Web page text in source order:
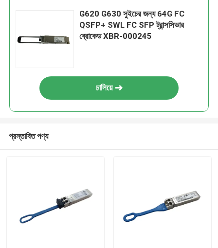
G620 G630 সুইচের জন্য 64G FC
QSFP+ SWL FC SFP ট্রান্সসিভার
ব্রোকেড XBR-000245
চালিয়ে
প্রস্তাবিত পণ্য